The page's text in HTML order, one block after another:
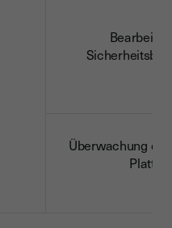
Überwachung